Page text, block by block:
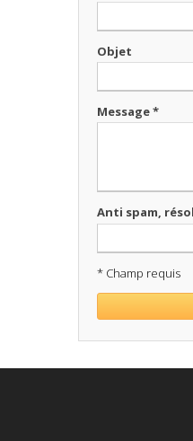
Objet
Message *
Anti spam,
* Champ requis